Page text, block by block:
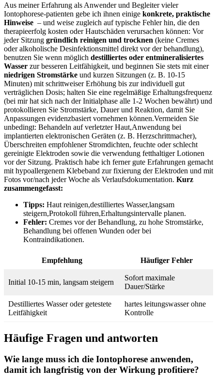
Aus meiner Erfahrung als Anwender und Begleiter vieler
Iontophorese-patienten ⁣gebe ich ihnen einige konkrete, praktische
Hinweise ​ – und weise zugleich auf typische Fehler hin, die‍ den
⁤therapieerfolg ⁤kosten oder Hautschäden verursachen können:⁣ Vor⁤
jeder Sitzung gründlich reinigen ⁤und trocknen (keine Cremes
oder alkoholische Desinfektionsmittel direkt⁣ vor der behandlung),‍
benutzen⁤ Sie wenn ⁢möglich destilliertes oder entmineralisiertes⁤
Wasser zur ​besseren Leitfähigkeit, und beginnen ⁣Sie ‍stets‌ mit einer ‌
niedrigen⁤ Stromstärke und kurzen Sitzungen (z. B. ‍10-15
Minuten) mit schrittweiser Erhöhung bis zur individuell gut
verträglichen‌ Dosis; halten Sie ⁤eine regelmäßige Erhaltungsfrequenz
⁣(bei mir hat sich nach der Initialphase alle 1-2 ‍Wochen⁤ bewährt) und​
protokollieren Sie Stromstärke,⁣ Dauer und ‌Reaktion, ⁤damit Sie
Anpassungen evidenzbasiert vornehmen können.Vermeiden Sie
unbedingt: ‍Behandeln auf ‌verletzter Haut,Anwendung ⁣bei
implantierten elektronischen‌ Geräten (z.⁢ B. Herzschrittmacher),
⁢Überschreiten‌ empfohlener Stromdichten, feuchte oder schlecht‌
gereinigte Elektroden⁣ sowie​ die verwendung fetthaltiger Lotionen
vor der Sitzung. Praktisch habe ich ferner​ gute Erfahrungen gemacht
mit hypoallergenem Klebeband zur fixierung ⁢der Elektroden und mit
Fotos vor/nach jeder Woche​ als Verlaufsdokumentation. Kurz
zusammengefasst:
Tipps: Haut⁤ reinigen,destilliertes Wasser,langsam
steigern,Protokoll führen,Erhaltungsintervalle planen.
Fehler: Cremes ⁣vor der Behandlung, zu⁣ hohe Stromstärke,
Behandlung bei offenen Wunden ⁣oder bei
Kontraindikationen.
Empfehlung Häufiger Fehler
Initial 10-15 min, ⁣langsam steigern
Sofort maximale
Dauer/Stärke
Destilliertes Wasser oder‍ getestete
Leitfähigkeit
hartes leitungswasser ‍ohne
Kontrolle
Häufige​ Fragen und antworten
Wie lange muss ich die Iontophorese ⁤anwenden,
damit ich langfristig ⁣von der ⁤Wirkung ⁣profitiere?